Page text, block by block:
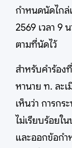
กำหนดนัดไกล่
2569 เวลา 9
ตามที่นัดไว้
สำหรับคำร้อง
หานาย ท. ละเ
เห็นว่า การก
ไม่เรียบร้อยใ
และออกข้อกำ